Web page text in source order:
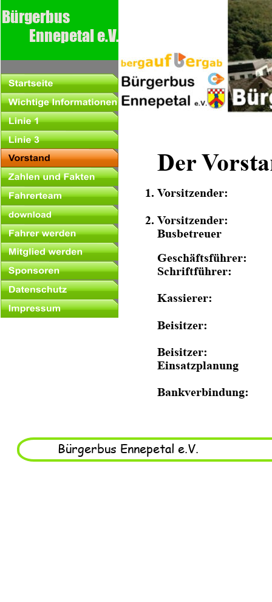
Bürgerbus
         Ennepetal e.V.
Bürgerbus Ennepetal e.V.
Der
1. Vorsitzender:
2. Vorsitzender:
    Busbetreuer
    Geschäftsführer:
    Schriftführer:
    Kassierer:
    Beisitzer:
    Beisitzer:
    Einsatzplanung
    Bankverbindung: